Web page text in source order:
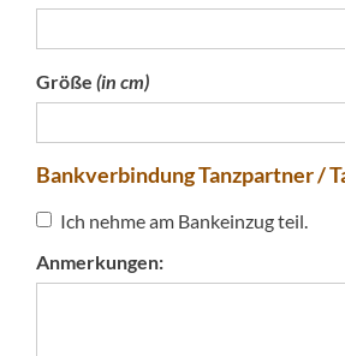
Größe (in cm)
Bankverbindung Tanzpartner /
Ich nehme am Bankeinzug teil.
Anmerkungen: